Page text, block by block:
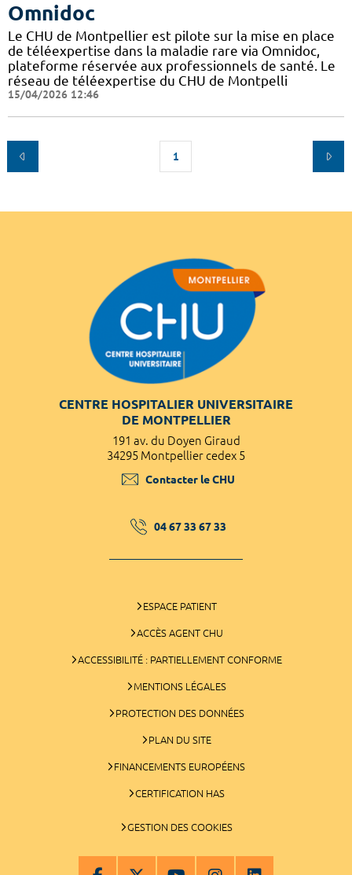
Omnidoc
Le CHU de Montpellier est pilote sur la mise en place
de téléexpertise dans la maladie rare via Omnidoc,
plateforme réservée aux professionnels de santé. Le
réseau de téléexpertise du CHU de Montpelli
15/04/2026 12:46
1
CENTRE HOSPITALIER UNIVERSITAIRE
DE MONTPELLIER
191 av. du Doyen Giraud
34295 Montpellier cedex 5
Contacter le CHU
04 67 33 67 33
ESPACE PATIENT
ACCÈS AGENT CHU
ACCESSIBILITÉ : PARTIELLEMENT CONFORME
MENTIONS LÉGALES
PROTECTION DES DONNÉES
PLAN DU SITE
FINANCEMENTS EUROPÉENS
CERTIFICATION HAS
GESTION DES COOKIES